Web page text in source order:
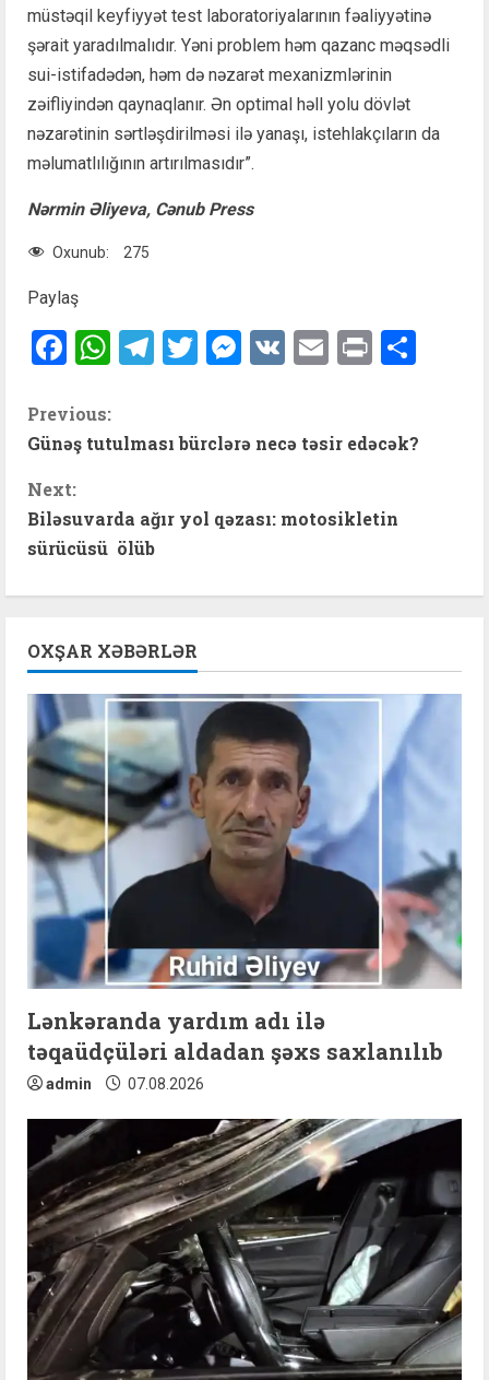
müstəqil keyfiyyət test laboratoriyalarının fəaliyyətinə
şərait yaradılmalıdır. Yəni problem həm qazanc məqsədli
sui-istifadədən, həm də nəzarət mexanizmlərinin
zəifliyindən qaynaqlanır. Ən optimal həll yolu dövlət
nəzarətinin sərtləşdirilməsi ilə yanaşı, istehlakçıların da
məlumatlılığının artırılmasıdır”.
Nərmin Əliyeva, Cənub Press
Oxunub: 275
Paylaş
Facebook
WhatsApp
Telegram
Twitter
Messenger
VK Email
Print
C
n
t
i
n
u
e
R
e
a
d
i
n
g
Previous:
Günəş tutulması bürclərə necə təsir edəcək?
Next:
Biləsuvarda ağır yol qəzası: motosikletin
sürücüsü ölüb
OXŞAR XƏBƏRLƏR
Lənkəranda yardım adı ilə
təqaüdçüləri aldadan şəxs saxlanılıb
admin 07.08.2026